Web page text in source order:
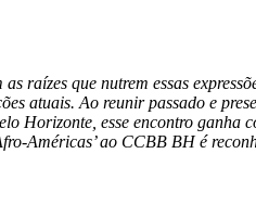
raízes que nutrem essas
atuais. Ao reunir passado e
Horizonte, esse encontro ganha
Américas’ ao CCBB BH é